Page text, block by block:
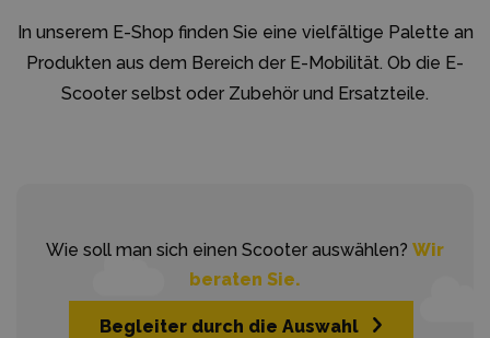
In unserem E-Shop finden Sie eine vielfältige Palette an
Produkten aus dem Bereich der E-Mobilität. Ob die E-
Scooter selbst oder Zubehör und Ersatzteile.
Wie soll man sich einen Scooter auswählen? Wir
beraten Sie.
Begleiter durch die Auswahl